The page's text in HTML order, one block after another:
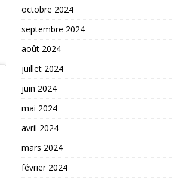
octobre 2024
septembre 2024
août 2024
juillet 2024
juin 2024
mai 2024
avril 2024
mars 2024
février 2024